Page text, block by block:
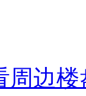
周边楼